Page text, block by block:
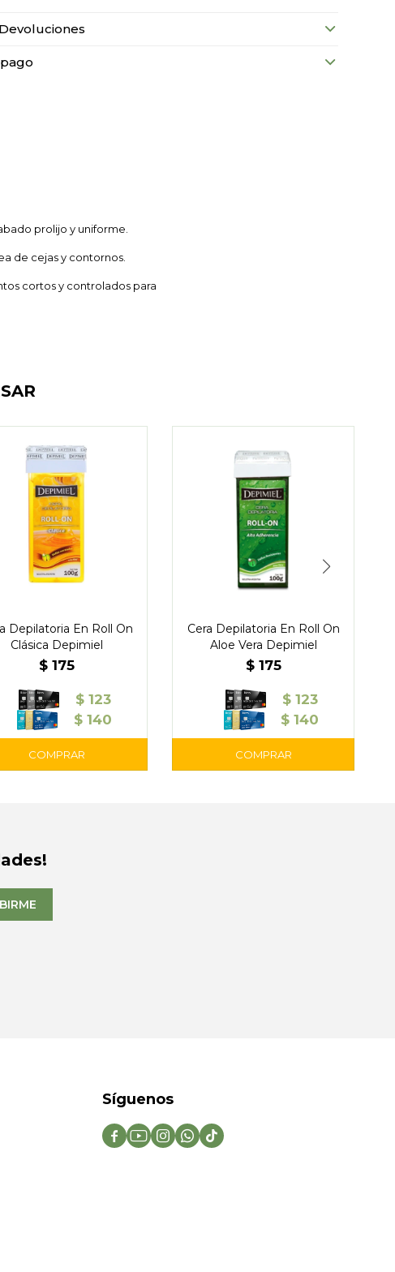
prolijo y uniforme.
de cejas y contornos.
cortos y controlados para
Depilatoria En Roll On
Clásica Depimiel
$ 175
$ 123
$ 140
Cera Depilatoria En Roll On
Aloe Vera Depimiel
$ 175
$ 123
$ 140
Síguenos
    